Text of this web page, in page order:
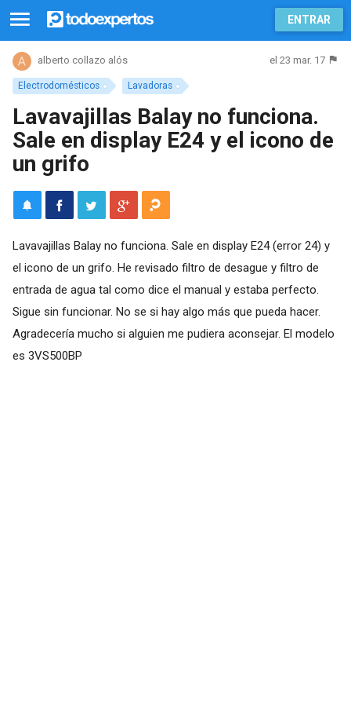
ENTRAR
Electrodomésticos Lavadoras
alberto collazo alós el 23 mar. 17
Lavavajillas Balay no funciona.
Sale en display E24 y el icono de
un grifo
Lavavajillas Balay no funciona. Sale en display E24 (error 24) y
el icono de un grifo. He revisado filtro de desague y filtro de
entrada de agua tal como dice el manual y estaba perfecto.
Sigue sin funcionar. No se si hay algo más que pueda hacer.
Agradecería mucho si alguien me pudiera aconsejar. El modelo
es 3VS500BP